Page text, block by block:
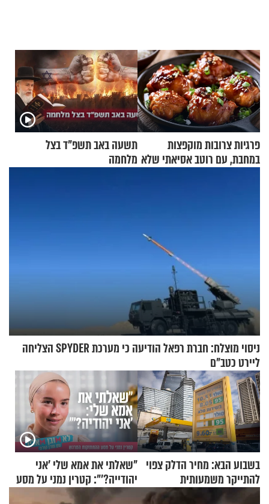
פרגיות צרובות מוקפצות
במחבת, עם רוטב אסיאתי שלא
תשעה באב תשפ"ד בצל
מלחמה
ניסוי מוצלח: חברת רפאל הודיעה כי מערכת SPYDER הצליחה
ליירט כטב"ם
בשבוע הבא: מחיר הדלק צפוי
להתייקר משמעותית
"שאלתי את אמא שלי 'אני
יהודייה?'": קטרין נמני על מסע
ההתחזקות המרגש